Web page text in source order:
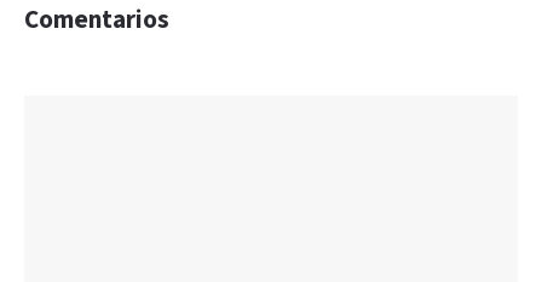
Comentarios